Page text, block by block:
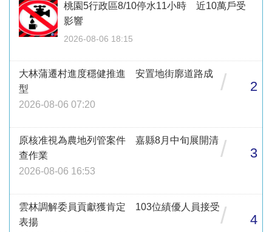
桃園5行政區8/10停水11小時 近10萬戶受
影響
2026-08-06 18:15
大林蒲遷村進度穩健推進 安置地街廓道路成
型
2026-08-06 07:20
/ 2
原核准視為農地列管案件 嘉縣8月中旬展開清
查作業
2026-08-06 16:53
/ 3
雲林調解委員貢獻獲肯定 103位績優人員接受
表揚
/ 4